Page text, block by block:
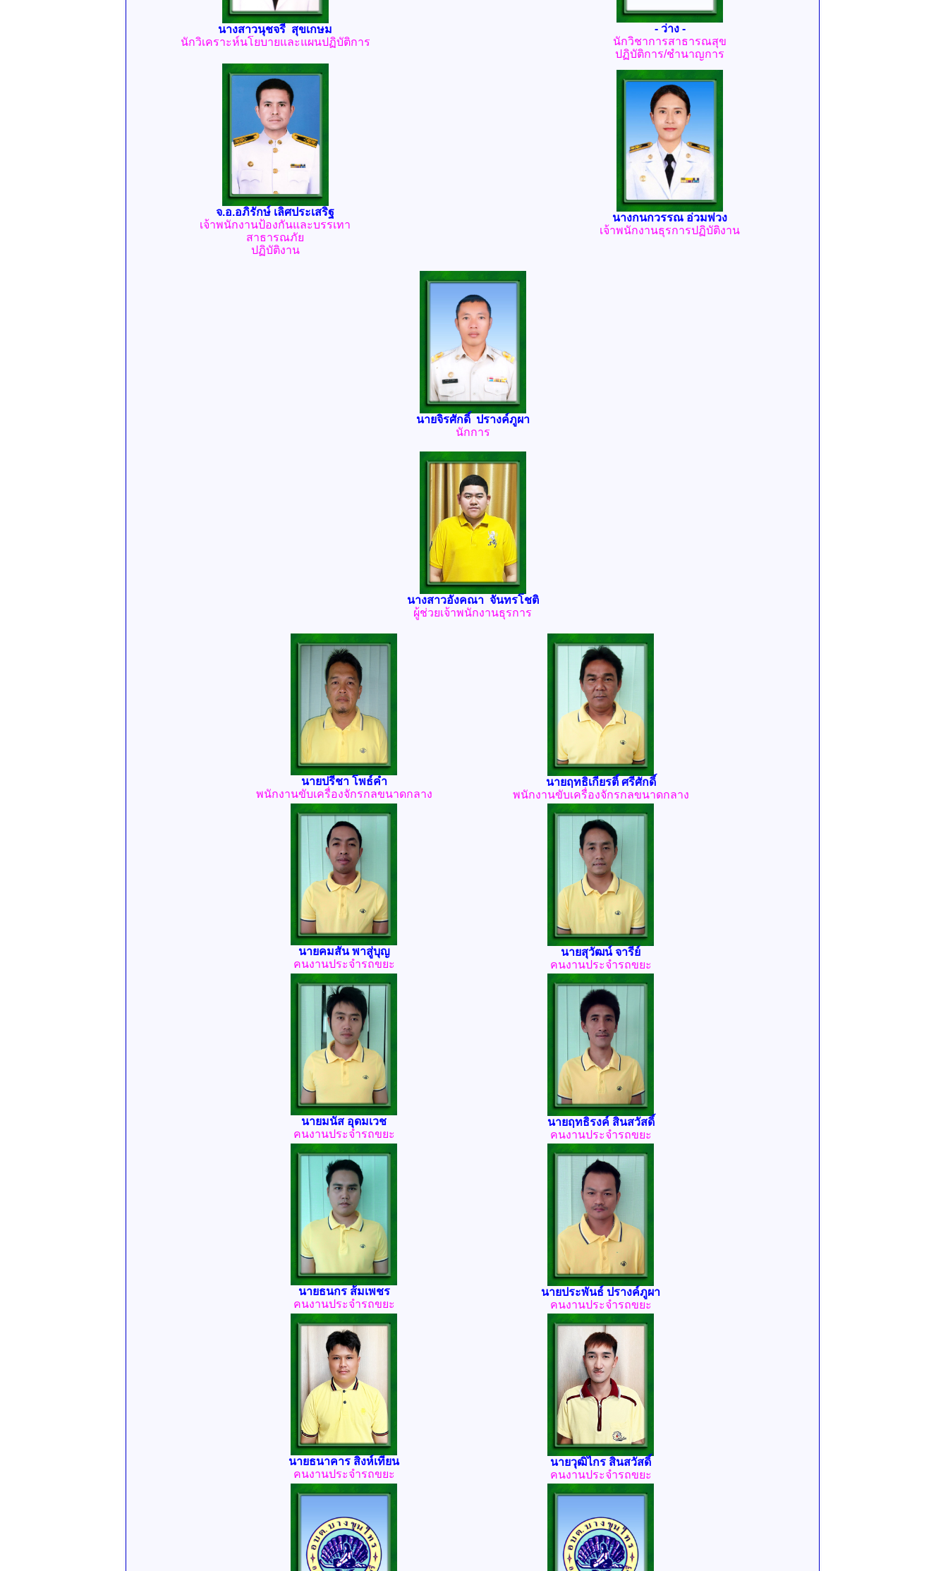
นางสาวนุชจรี สุขเกษม
นักวิเคราะห์นโยบายและแผนปฏิบัติการ
- ว่าง -
นักวิชาการสาธารณสุข
ปฏิบัติการ/ชำนาญการ
จ.อ.อภิรักษ์ เลิศประเสริฐ
เจ้าพนักงานป้องกันและบรรเทา
สาธารณภัย
ปฏิบัติงาน
นางกนกวรรณ อ่วมพ่วง
เจ้าพนักงานธุรการปฏิบัติงาน
นายจิรศักดิ์ ปรางค์ภูผา
นักการ
นางสาวอังคณา จันทรโชติ
ผู้ช่วยเจ้าพนักงานธุรการ
นายปรีชา โพธ์คำ
พนักงานขับเครื่องจักรกลขนาดกลาง
นายฤทธิเกียรติ์ ศรีศักดิ์
พนักงานขับเครื่องจักรกลขนาดกลาง
นายคมสัน พาสู่บุญ
คนงานประจำรถขยะ
นายสุวัฒน์ จารีย์
คนงานประจำรถขยะ
นายมนัส อุดมเวช
คนงานประจำรถขยะ
นายฤทธิรงค์ สินสวัสดิ์
คนงานประจำรถขยะ
นายธนกร ส้มเพชร
คนงานประจำรถขยะ
นายประพันธ์ ปรางค์ภูผา
คนงานประจำรถขยะ
นายธนาคาร สิงห์เทียน
คนงานประจำรถขยะ
นายวุฒิไกร สินสวัสดิ์
คนงานประจำรถขยะ